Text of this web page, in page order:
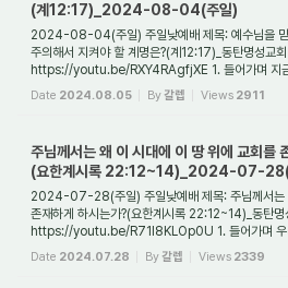
(계12:17)_2024-08-04(주일)
2024-08-04(주일) 주일낮예배 제목: 예수님을 믿
주의해서 지켜야 할 계명은?(계12:17)_동탄명성교
https://youtu.be/RXY4RAgfjXE 1. 들어가며 지금
적그리스도에 의한 대환난이 시작될 것...
Date 2024.08.05 By갈렙 Views 2911
주님께서는 왜 이 시대에 이 땅 위에 교회를
(요한계시록 22:12~14)_2024-07-28(
2024-07-28(주일) 주일낮예배 제목: 주님께서는
존재하게 하시는가?(요한계시록 22:12~14)_동탄명
https://youtu.be/R71l8KLOp0U 1. 들어가며 우
있다. 봄과 여름, 가을과 겨울...
Date 2024.07.28 By갈렙 Views 2339